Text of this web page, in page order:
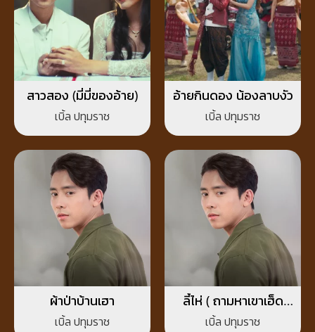
สาวสอง (มี่มี่ของอ้าย)
เบิ้ล ปทุมราช
อ้ายกินดอง น้องลาบงัว
เบิ้ล ปทุมราช
ผ้าป่าบ้านเฮา
เบิ้ล ปทุมราช
ลี้ไห่ ( ถามหาเขาเฮ็ด
หยัง )
เบิ้ล ปทุมราช